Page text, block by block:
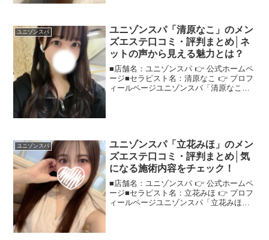
ユニゾンスパ
ユニゾンスパ「清原なこ」のメン
ズエステ口コミ・評判まとめ│ネ
ットの声から見える魅力とは？
■店舗名：ユニゾンスパ 👉 公式ホームペ
ージ■セラピスト名：清原なこ 👉 プロフ
ィールページユニゾンスパ「清原なこ」
ユニゾンスパ
ユニゾンスパ「立花みほ」のメン
ズエステ口コミ・評判まとめ│気
になる施術内容をチェック！
■店舗名：ユニゾンスパ 👉 公式ホームペ
ージ■セラピスト名：立花みほ 👉 プロフ
ィールページユニゾンスパ「立花みほ」